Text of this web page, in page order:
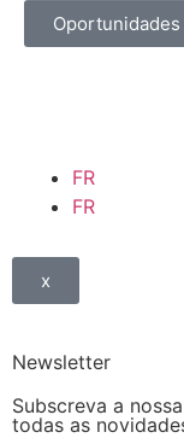
FR
FR
x
Newsletter
Subscreva a
todas as